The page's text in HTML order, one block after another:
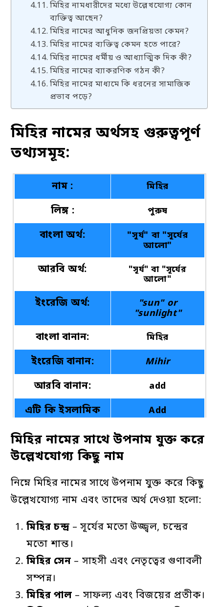
মিহির নামধারীদের মধ্যে উল্লেখযোগ্য কোন
ব্যক্তিত্ব আছেন?
মিহির নামের আধুনিক জনপ্রিয়তা কেমন?
মিহির নামের ব্যক্তিত্ব কেমন হতে পারে?
মিহির নামের ধর্মীয় ও আধ্যাত্মিক দিক কী?
মিহির নামের ব্যাকরণিক গঠন কী?
মিহির নামের মাধ্যমে কি ধরনের সামাজিক
প্রভাব পড়ে?
মিহির নামের অর্থসহ গুরুত্বপূর্ণ
তথ্যসমূহ:
নাম : মিহির
লিঙ্গ : পুরুষ
বাংলা অর্থ:
"সূর্য" বা "সূর্যের
আলো"
আরবি অর্থ:
"সূর্য" বা "সূর্যের
আলো"
ইংরেজি অর্থ:
"sun" or
"sunlight"
বাংলা বানান: মিহির
ইংরেজি বানান: Mihir
আরবি বানান: add
এটি কি ইসলামিক
Add
মিহির নামের সাথে উপনাম যুক্ত করে
উল্লেখযোগ্য কিছু নাম
নিম্নে মিহির নামের সাথে উপনাম যুক্ত করে কিছু
উল্লেখযোগ্য নাম এবং তাদের অর্থ দেওয়া হলো:
মিহির চন্দ্র – সূর্যের মতো উজ্জ্বল, চন্দ্রের
মতো শান্ত।
মিহির সেন – সাহসী এবং নেতৃত্বের গুণাবলী
সম্পন্ন।
মিহির পাল – সাফল্য এবং বিজয়ের প্রতীক।